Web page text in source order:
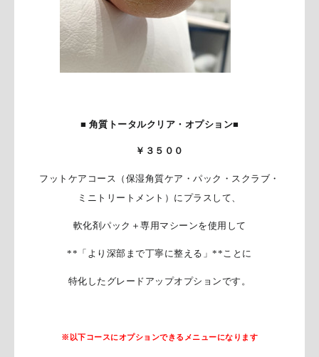
■ 角質トータルクリア・オプション■
￥３５００
フットケアコース（保湿角質ケア・パック・スクラブ・
ミニトリートメント）にプラスして、
軟化剤パック＋専用マシーンを使用して
**「より深部まで丁寧に整える」**ことに
特化したグレードアップオプションです。
※以下コースにオプションできるメニューになります